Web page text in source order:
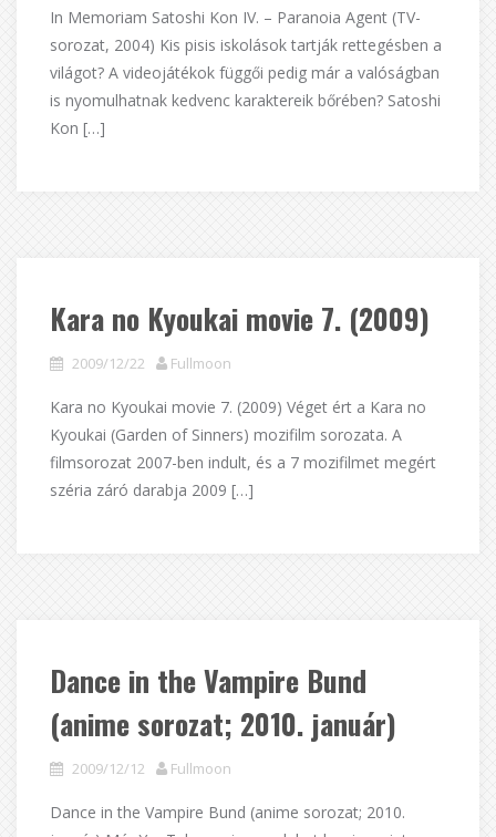
In Memoriam Satoshi Kon IV. – Paranoia Agent (TV-
sorozat, 2004) Kis pisis iskolások tartják rettegésben a
világot? A videojátékok függői pedig már a valóságban
is nyomulhatnak kedvenc karaktereik bőrében? Satoshi
Kon […]
Kara no Kyoukai movie 7. (2009)
2009/12/22 Fullmoon
Kara no Kyoukai movie 7. (2009) Véget ért a Kara no
Kyoukai (Garden of Sinners) mozifilm sorozata. A
filmsorozat 2007-ben indult, és a 7 mozifilmet megért
széria záró darabja 2009 […]
Dance in the Vampire Bund
(anime sorozat; 2010. január)
2009/12/12 Fullmoon
Dance in the Vampire Bund (anime sorozat; 2010.